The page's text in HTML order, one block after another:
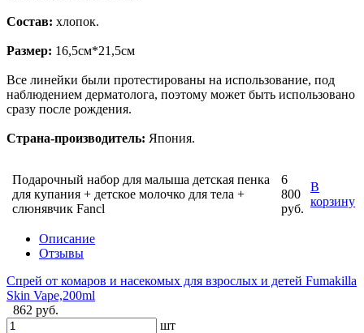
Состав: хлопок.
Размер: 16,5см*21,5см
Все линейки были протестированы на использование, под
наблюдением дерматолога, поэтому может быть использовано
сразу после рождения.
Страна-производитель: Япония.
Подарочный набор для малыша детская пенка
для купания + детское молочко для тела +
слюнявчик Fancl
6
800
руб.
В
корзину
Описание
Отзывы
Спрей от комаров и насекомых для взрослых и детей Fumakilla
Skin Vape,200ml
862 руб.
шт